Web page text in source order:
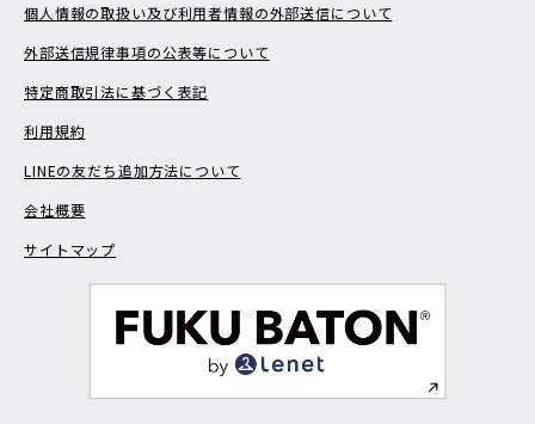
個人情報の取扱い及び利用者情報の外部送信について
外部送信規律事項の公表等について
特定商取引法に基づく表記
利用規約
LINEの友だち追加方法について
会社概要
サイトマップ